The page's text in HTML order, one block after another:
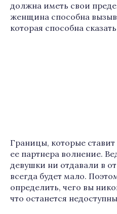
должна иметь свои
женщина способна
которая способна сказать
Границы, которые
ее партнера волнение.
девушки ни отдавали в
всегда будет мало.
определить, чего вы
что останется